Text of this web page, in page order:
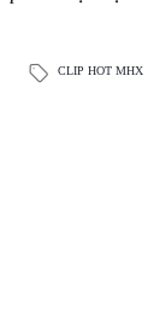
CLIP HOT MHX